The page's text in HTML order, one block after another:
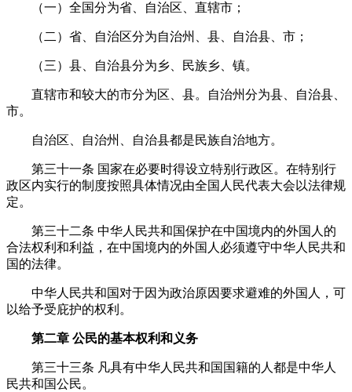
（一）全国分为省、自治区、直辖市；
（二）省、自治区分为自治州、县、自治县、市；
（三）县、自治县分为乡、民族乡、镇。
直辖市和较大的市分为区、县。自治州分为县、自治县、
市。
自治区、自治州、自治县都是民族自治地方。
第三十一条 国家在必要时得设立特别行政区。在特别行
政区内实行的制度按照具体情况由全国人民代表大会以法律规
定。
第三十二条 中华人民共和国保护在中国境内的外国人的
合法权利和利益，在中国境内的外国人必须遵守中华人民共和
国的法律。
中华人民共和国对于因为政治原因要求避难的外国人，可
以给予受庇护的权利。
第二章 公民的基本权利和义务
第三十三条 凡具有中华人民共和国国籍的人都是中华人
民共和国公民。